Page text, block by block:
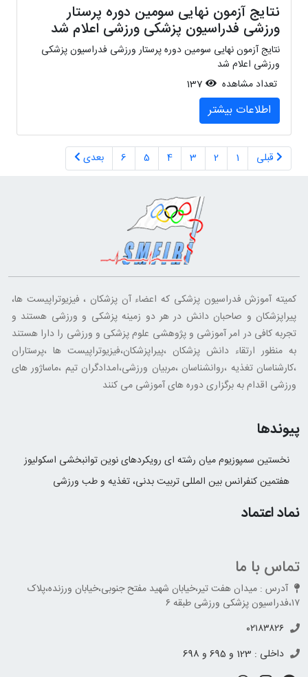
نتایج آزمون نهایی سومین دوره پرستار
ورزشی فدراسیون پزشکی ورزشی اعلام شد
نتایج آزمون نهایی سومین دوره پرستار ورزشی فدراسیون پزشکی
ورزشی اعلام شد
تعداد مشاهده
137
اطلاعات بیشتر
قبلی 1
2
3
4
5
6 بعدی
کمیته آموزش فدراسیون پزشکی که اعضاء آن پزشکان ، فیزیوتراپیست ها،
پیراپزشکان و صاحبان دانش در هر دو زمینه پزشکی و ورزشی هستند و
تجربه کافی در امر آموزشی و پژوهشی علوم پزشکی و ورزشی را دارا هستند
به منظور ارتقاء دانش پزشکان ،پیراپزشکان،فیزیوتراپیست ها ،پرستاران
،کارشناسان تغذیه ،روانشناسان ،مربیان ورزشی،امدادگران تیم ،ماساژور های
ورزشی اقدام به برگزاری دوره های آموزشی می کنند
پیوندها
نخستین سمپوزیوم میان رشته ای رویکردهای نوین توانبخشی اسکولیوز
هفتمین کنفرانس بین المللی تربیت بدنی، تغذیه و طب ورزشی
نماد اعتماد
تماس با ما
آدرس : میدان هفت تیر،خیابان شهید مفتح جنوبی،خیابان ورزنده،پلاک
۱۷،فدراسیون پزشکی ورزشی طبقه ۶
۰۲۱۸۳۸۲۶
داخلی : 123 و 695 و 698